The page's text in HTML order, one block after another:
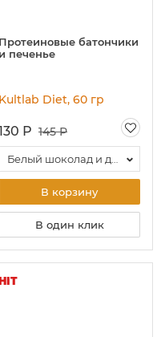
Протеиновые батончики
и печенье
Kultlab Diet, 60 гр
Р 145 Р
В корзину
В один клик